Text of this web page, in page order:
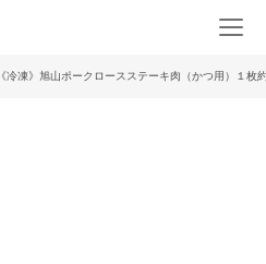
《冷凍》旭山ポークロースステーキ肉（かつ用）１